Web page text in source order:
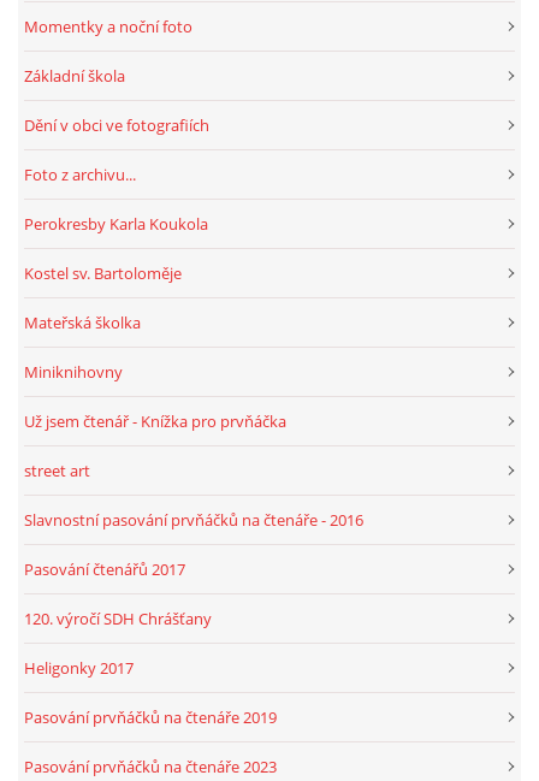
Momentky a noční foto
Základní škola
Dění v obci ve fotografiích
Foto z archivu...
Perokresby Karla Koukola
Kostel sv. Bartoloměje
Mateřská školka
Miniknihovny
Už jsem čtenář - Knížka pro prvňáčka
street art
Slavnostní pasování prvňáčků na čtenáře - 2016
Pasování čtenářů 2017
120. výročí SDH Chrášťany
Heligonky 2017
Pasování prvňáčků na čtenáře 2019
Pasování prvňáčků na čtenáře 2023